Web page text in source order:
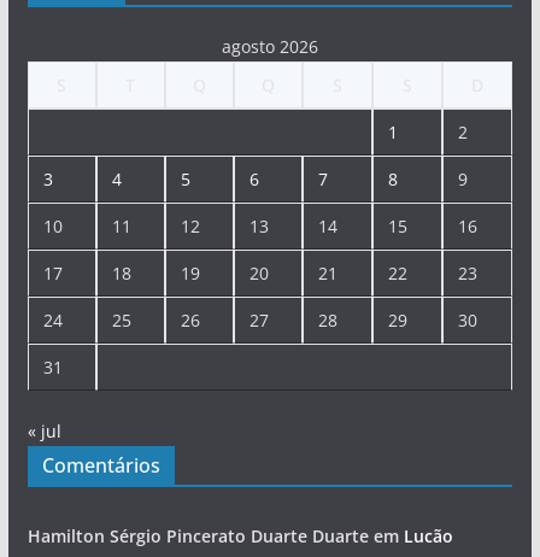
agosto 2026
1 2
3 4 5 6 7 8 9
10 11 12 13 14 15 16
17 18 19 20 21 22 23
24 25 26 27 28 29 30
31
« jul
Comentários
Hamilton Sérgio Pincerato Duarte Duarteem Lucão